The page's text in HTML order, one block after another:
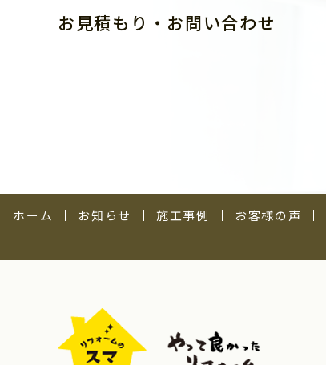
お見積もり・お問い合わせ
ホーム お知らせ 施工事例 お客様の声